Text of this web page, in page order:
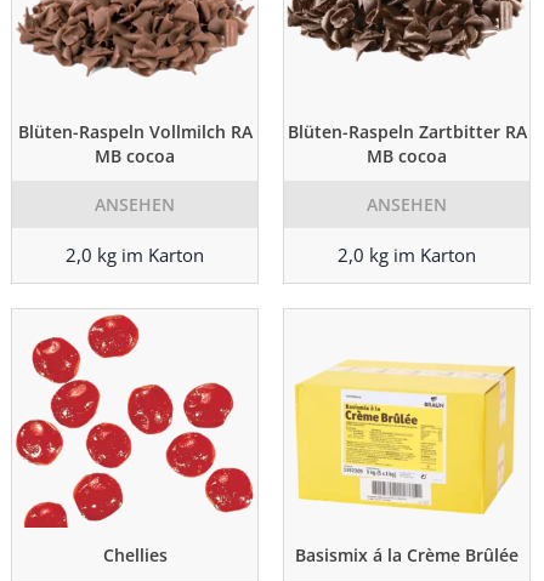
Blüten-Raspeln Vollmilch RA
MB cocoa
ANSEHEN
2,0 kg im Karton
Blüten-Raspeln Zartbitter RA
MB cocoa
ANSEHEN
2,0 kg im Karton
Chellies Basismix á la Crème Brûlée